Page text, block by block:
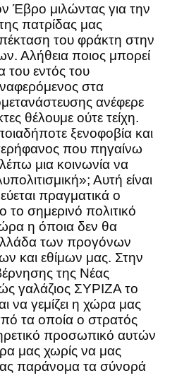
Έβρο μιλώντας για την
πατρίδας μας
του φράκτη στην
Αλήθεια ποιος μπορεί
του εντός του
στα
ανέφερε
θέλουμε ούτε τείχη.
ξενοφοβία και
που πηγαίνω
μια κοινωνία να
Αυτή είναι
πραγματικά ο
σημερινό πολιτικό
η όποια δεν θα
των προγόνων
και εθίμων μας. Στην
της Νέας
γαλάζιος ΣΥΡΙΖΑ το
να γεμίζει η χώρα μας
τα οποία ο στρατός
προσωπικό αυτών
μας χωρίς να μας
παράνομα τα σύνορά